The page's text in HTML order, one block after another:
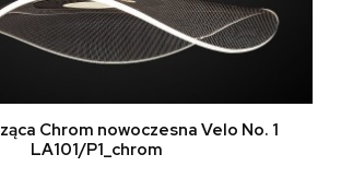
Chrom nowoczesna Velo No. 1
LA101/P1_chrom